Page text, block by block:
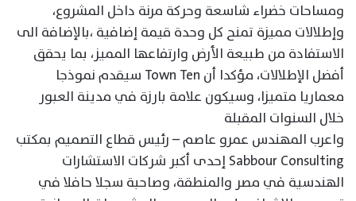
ومساحات خضراء شاسعة وحركة مرنة داخل المشروع،
وإطلالات مميزة تمنح كل وحدة قيمة إضافية ،بالإضافة الى
الاستفادة من طبيعة الأرض وارتفاعها المميز، بما يحقق
أفضل الإطلالات، مؤكدا أن Town Ten سيقدم نموذجا
معماريا متميزا، وسيكون علامة بارزة في مدينة العبور
خلال السنوات المقبلة
واعرب المهندس عمرو عاصم – رئيس قطاع التصميم بمكتب
Sabbour Consulting إحدى أكبر شركات الاستشارات
الهندسية في مصر والمنطقة، وصاحبة سجلا حافلا في